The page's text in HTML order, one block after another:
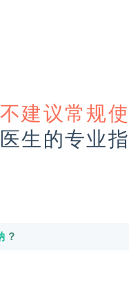
建议常规
生的专业
？